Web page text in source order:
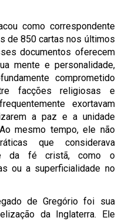
como correspondente
de 850 cartas nos últimos
documentos oferecem
mente e personalidade,
comprometido
facções religiosas e
exortavam
a paz e a unidade
mesmo tempo, ele não
que considerava
da fé cristã, como o
ou a superficialidade no
de Gregório foi sua
da Inglaterra. Ele